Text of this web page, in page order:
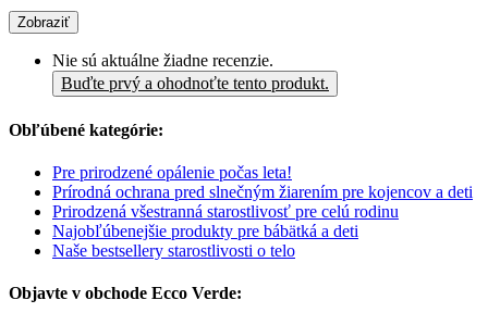
Zobraziť
Nie sú aktuálne žiadne recenzie.
Buďte prvý a ohodnoťte tento produkt.
Obľúbené kategórie:
Pre prirodzené opálenie počas leta!
Prírodná ochrana pred slnečným žiarením pre kojencov a deti
Prirodzená všestranná starostlivosť pre celú rodinu
Najobľúbenejšie produkty pre bábätká a deti
Naše bestsellery starostlivosti o telo
Objavte v obchode Ecco Verde: